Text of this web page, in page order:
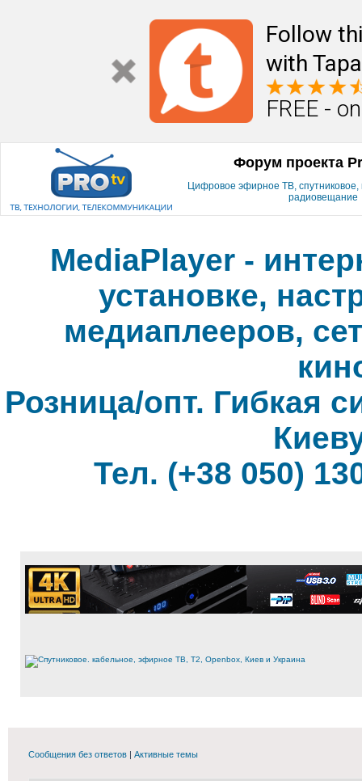
Follow
with
FREE -
Форум проекта
Цифровое эфирное ТВ, спутниковое,
радиовещание
MediaPlayer -
установке,
медиаплееров,
Розница/опт. Гибкая
Тел. (+38 050)
Сообщения без ответов | Активные темы